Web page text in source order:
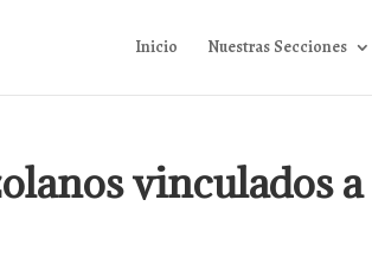
Inicio Nuestras Secciones
vinculados a